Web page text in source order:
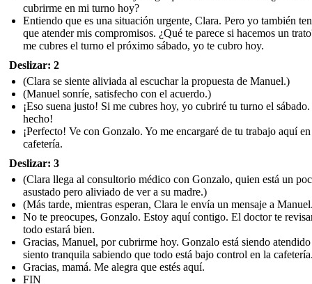
cubrirme en mi turno hoy?
Entiendo que es una situación urgente, Clara. Pero yo también
que atender mis compromisos. ¿Qué te parece si hacemos un
me cubres el turno el próximo sábado, yo te cubro hoy.
Deslizar: 2
(Clara se siente aliviada al escuchar la propuesta de Manuel.)
(Manuel sonríe, satisfecho con el acuerdo.)
¡Eso suena justo! Si me cubres hoy, yo cubriré tu turno el sábado.
hecho!
¡Perfecto! Ve con Gonzalo. Yo me encargaré de tu trabajo aquí
cafetería.
Deslizar: 3
(Clara llega al consultorio médico con Gonzalo, quien está un
asustado pero aliviado de ver a su madre.)
(Más tarde, mientras esperan, Clara le envía un mensaje a
No te preocupes, Gonzalo. Estoy aquí contigo. El doctor te
todo estará bien.
Gracias, Manuel, por cubrirme hoy. Gonzalo está siendo
siento tranquila sabiendo que todo está bajo control en la
Gracias, mamá. Me alegra que estés aquí.
FIN